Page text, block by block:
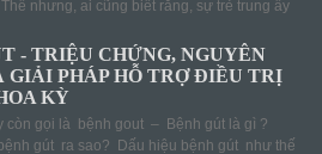
nhưng, ai cũng biết rằng, sự trẻ trung ấy
- TRIỆU CHỨNG, NGUYÊN
GIẢI PHÁP HỖ TRỢ ĐIỀU TRỊ
KỲ
còn gọi là bệnh gout – Bệnh gút là gì ?
gút ra sao? Dấu hiệu bệnh gút như thế